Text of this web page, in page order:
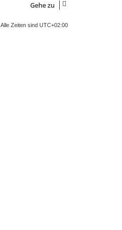
Gehe zu
Alle Zeiten sind UTC+02:00